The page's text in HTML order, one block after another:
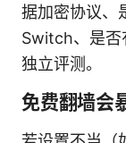
据加密协议、
Switch、是否
独立评测。
免费翻墙会